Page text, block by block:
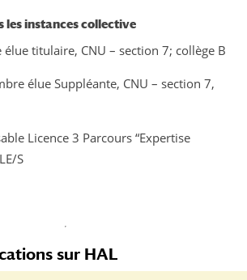
les instances collective
titulaire, CNU – section 7; collège B
élue Suppléante, CNU – section 7,
Licence 3 Parcours “Expertise
S
sur HAL